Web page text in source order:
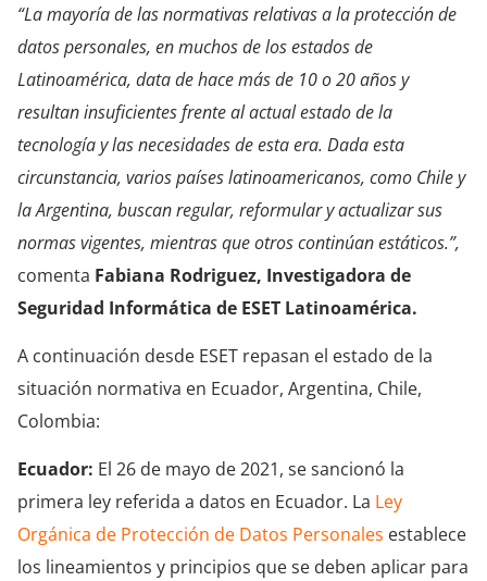
“La mayoría de las normativas relativas a la protección de
datos personales, en muchos de los estados de
Latinoamérica, data de hace más de 10 o 20 años y
resultan insuficientes frente al actual estado de la
tecnología y las necesidades de esta era. Dada esta
circunstancia, varios países latinoamericanos, como Chile y
la Argentina, buscan regular, reformular y actualizar sus
normas vigentes, mientras que otros continúan estáticos.”,
comenta Fabiana Rodriguez, Investigadora de
Seguridad Informática de ESET Latinoamérica.
A continuación desde ESET repasan el estado de la
situación normativa en Ecuador, Argentina, Chile,
Colombia:
Ecuador: El 26 de mayo de 2021, se sancionó la
primera ley referida a datos en Ecuador. La Ley
Orgánica de Protección de Datos Personales establece
los lineamientos y principios que se deben aplicar para